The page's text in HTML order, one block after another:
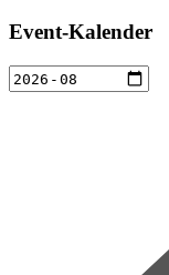
Event-Kalender